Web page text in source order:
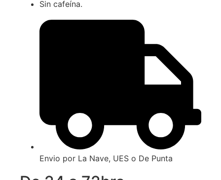
Sin cafeína.
Envio por La Nave, UES o De Punta